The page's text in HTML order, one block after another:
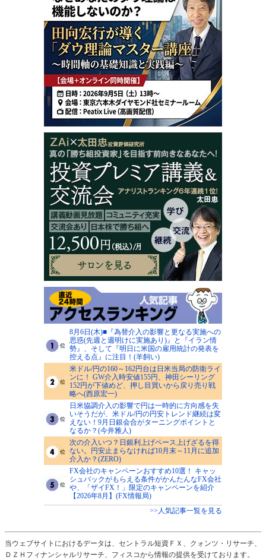
8月6日(木)■『為替介入の影響と更なる実施への
思惑(先週と週明けに実施あり)』と『イラン情
勢』、そして『明日に米国の雇用統計の発表を
控える点』に注目！(羊飼い)
米ドル/円の160～162円台は日米当局の防衛ライ
ンに！ GW介入時安値155円、神田シーリング
152円が下値めど、押し目買いから戻り売り戦
略へ(西原宏一)
日米協調介入の影響で円は一時的に方向感を失
いそうだが、米ドル/円の円安トレンド継続は変
えない！9月日銀会合がターニングポイントと
なるか？(今井雅人)
次の介入いつ？日銀利上げペース上げざるを得
ない。円安止まらなければ10月末～11月に追加
介入か？(ZERO)
FX会社のキャンペーンおすすめ10選！ キャッ
シュバックがもらえる条件がかんたんなFX会社
や、「ザイFX！」限定のキャンペーンを紹介
【2026年8月】(FX情報局)
>>人気記事一覧を見る
当ウェブサイトにおけるデータは、セントラル短資ＦＸ、クォンツ・リサーチ、
ＤＺＨフィナンシャルリサーチ、フィスコから情報の提供を受けております。